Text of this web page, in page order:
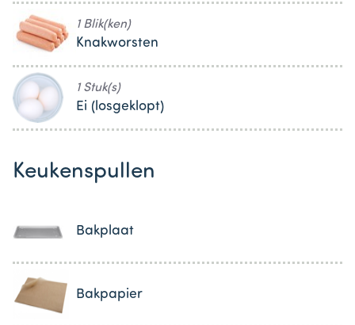
1 Blik(ken)
Knakworsten
1 Stuk(s)
Ei (losgeklopt)
Keukenspullen
Bakplaat
Bakpapier